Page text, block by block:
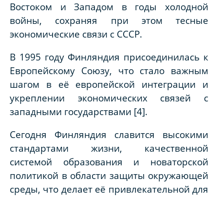
Востоком и Западом в годы холодной
войны, сохраняя при этом тесные
экономические связи с СССР.
В 1995 году Финляндия присоединилась к
Европейскому Союзу, что стало важным
шагом в её европейской интеграции и
укреплении экономических связей с
западными государствами [4].
Сегодня Финляндия славится высокими
стандартами жизни, качественной
системой образования и новаторской
политикой в области защиты окружающей
среды, что делает её привлекательной для